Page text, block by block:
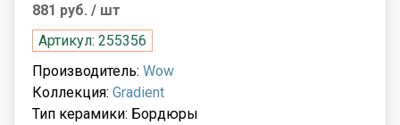
881 руб. / шт
Артикул: 255356
Производитель: Wow
Коллекция: Gradient
Тип керамики: Бордюры